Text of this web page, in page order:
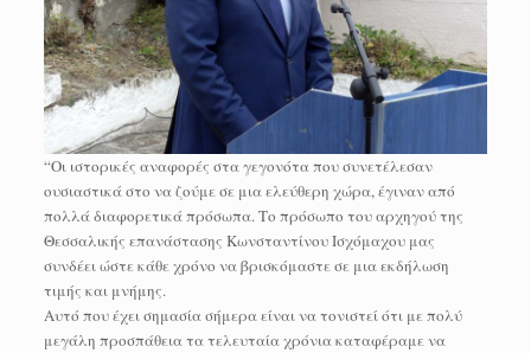
“Οι ιστορικές αναφορές στα γεγονότα που συνετέλεσαν
ουσιαστικά στο να ζούμε σε μια ελεύθερη χώρα, έγιναν από
πολλά διαφορετικά πρόσωπα. Το πρόσωπο του αρχηγού της
Θεσσαλικής επανάστασης Κωνσταντίνου Ισχόμαχου μας
συνδέει ώστε κάθε χρόνο να βρισκόμαστε σε μια εκδήλωση
τιμής και μνήμης.
Αυτό που έχει σημασία σήμερα είναι να τονιστεί ότι με πολύ
μεγάλη προσπάθεια τα τελευταία χρόνια καταφέραμε να